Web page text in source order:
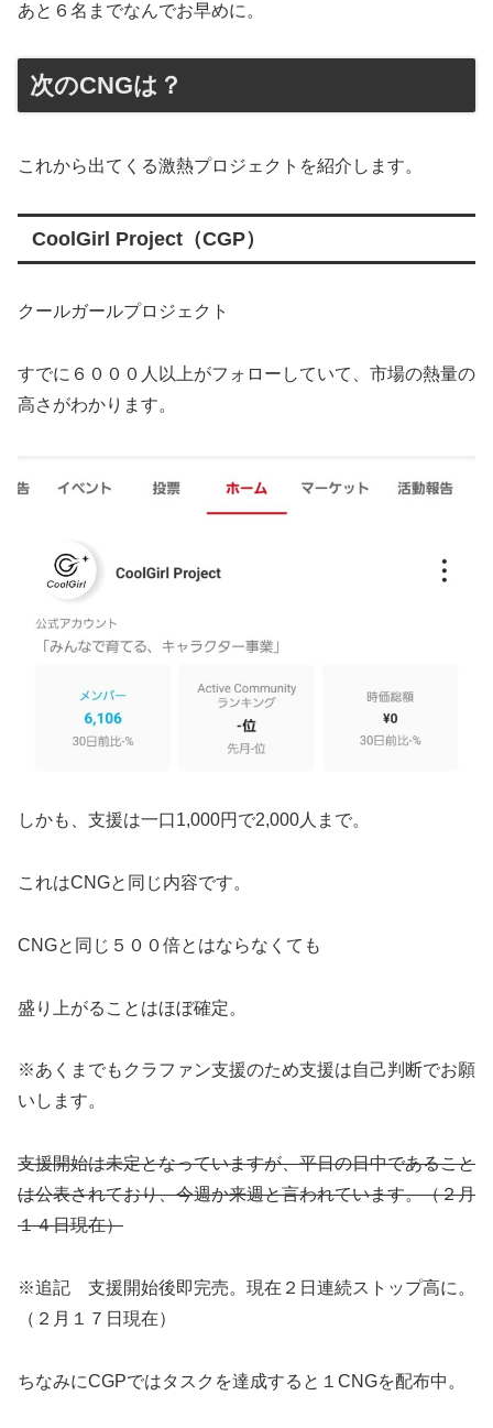
あと６名までなんでお早めに。
次のCNGは？
これから出てくる激熱プロジェクトを紹介します。
CoolGirl Project（CGP）
クールガールプロジェクト
すでに６０００人以上がフォローしていて、市場の熱量の
高さがわかります。
しかも、支援は一口1,000円で2,000人まで。
これはCNGと同じ内容です。
CNGと同じ５００倍とはならなくても
盛り上がることはほぼ確定。
※あくまでもクラファン支援のため支援は自己判断でお願
いします。
支援開始は未定となっていますが、平日の日中であること
は公表されており、今週か来週と言われています。（２月
１４日現在）
※追記 支援開始後即完売。現在２日連続ストップ高に。
（２月１７日現在）
ちなみにCGPではタスクを達成すると１CNGを配布中。